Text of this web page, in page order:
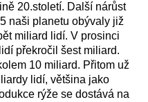
20.století. Další nárůst
naši planetu obývaly již
miliard lidí. V prosinci
překročil šest miliard.
10 miliard. Přitom už
lidí, většina jako
rýže se dostává na